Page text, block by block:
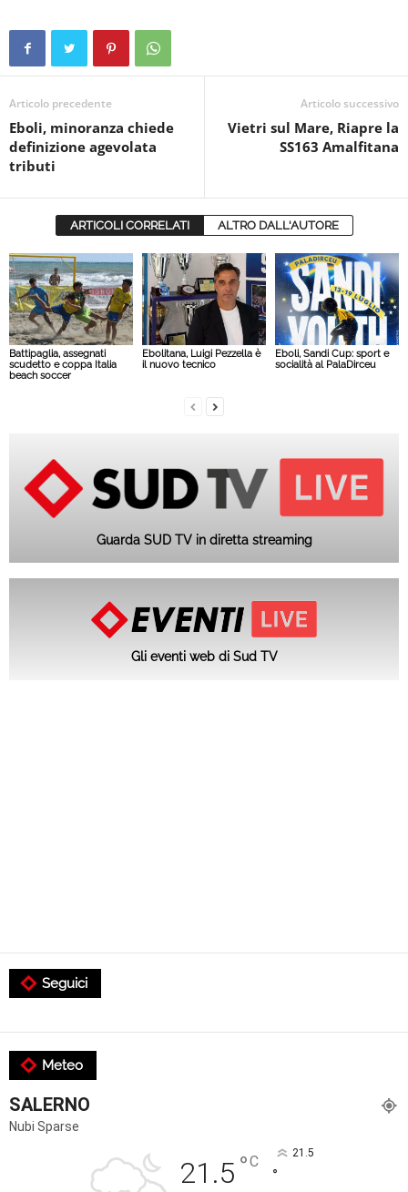
Articolo precedente
Eboli, minoranza chiede
definizione agevolata
tributi
Articolo successivo
Vietri sul Mare, Riapre la
SS163 Amalfitana
ARTICOLI CORRELATI ALTRO DALL'AUTORE
Battipaglia, assegnati
scudetto e coppa Italia
beach soccer
Ebolitana, Luigi Pezzella è
il nuovo tecnico
Eboli, Sandi Cup: sport e
socialità al PalaDirceu
Guarda SUD TV in diretta streaming
Gli eventi web di Sud TV
Seguici
Meteo
SALERNO
Nubi Sparse
21.5 °C 21.5
°